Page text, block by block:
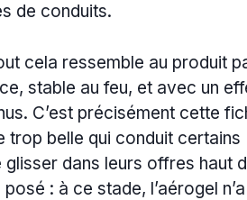
de conduits.
cela ressemble au produit
stable au feu, et avec un
C’est précisément cette
trop belle qui conduit certains
dans leurs offres haut
: à ce stade, l’aérogel